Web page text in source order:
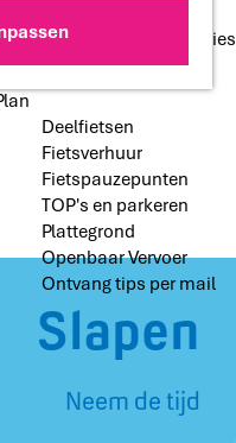
Groepsaccommodaties
Deelfietsen
Fietsverhuur
Fietspauzepunten
TOP's en parkeren
Plattegrond
Openbaar Vervoer
Ontvang tips per mail
Slapen
Neem de tijd